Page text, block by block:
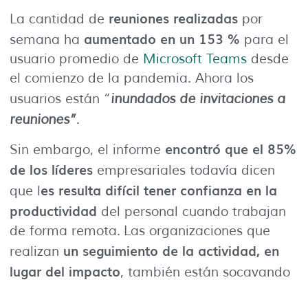
La cantidad de reuniones realizadas por
semana ha aumentado en un 153 % para el
usuario promedio de Microsoft Teams desde
el comienzo de la pandemia. Ahora los
usuarios están “inundados de invitaciones a
reuniones”.
Sin embargo, el informe encontró que el 85%
de los líderes empresariales todavía dicen
que les resulta difícil tener confianza en la
productividad del personal cuando trabajan
de forma remota. Las organizaciones que
realizan un seguimiento de la actividad, en
lugar del impacto, también están socavando